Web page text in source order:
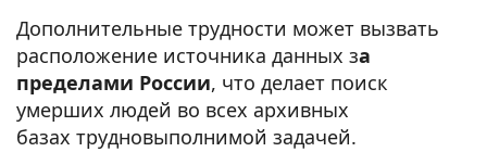
Дополнительные трудности может вызвать
расположение источника данных за
пределами России, что делает поиск
умерших людей во всех архивных
базах трудновыполнимой задачей.